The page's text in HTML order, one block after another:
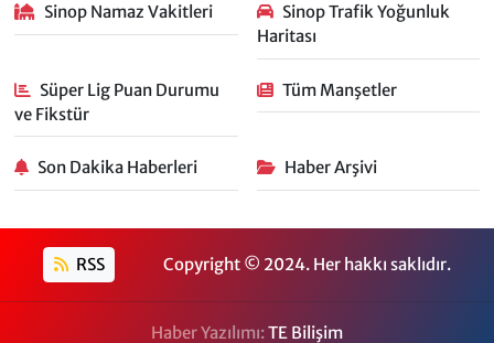
Sinop Namaz Vakitleri
Sinop Trafik Yoğunluk
Haritası
Süper Lig Puan Durumu
ve Fikstür
Tüm Manşetler
Son Dakika Haberleri Haber Arşivi
RSS Copyright © 2024. Her hakkı saklıdır.
Haber Yazılımı:TE Bilişim